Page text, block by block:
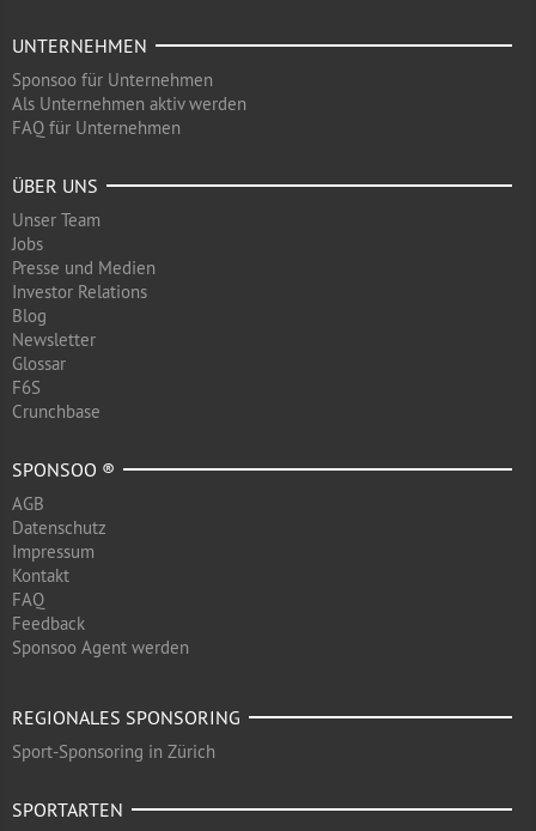
UNTERNEHMEN
Sponsoo für Unternehmen
Als Unternehmen aktiv werden
FAQ für Unternehmen
ÜBER UNS
Unser Team
Jobs
Presse und Medien
Investor Relations
Blog
Newsletter
Glossar
F6S
Crunchbase
SPONSOO ®
AGB
Datenschutz
Impressum
Kontakt
FAQ
Feedback
Sponsoo Agent werden
REGIONALES SPONSORING
Sport-Sponsoring in Zürich
SPORTARTEN